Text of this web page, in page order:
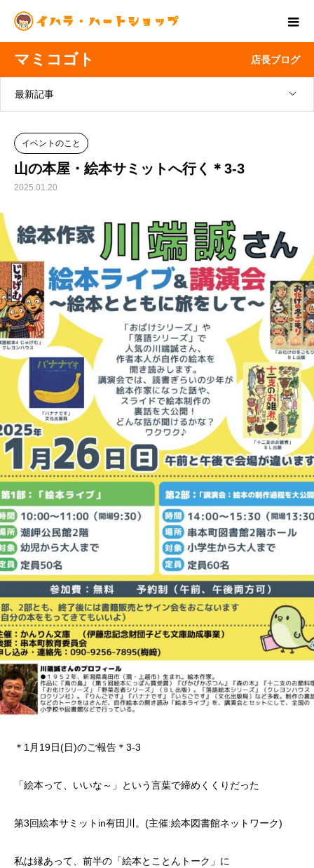
マミコゴト 店長ブログ
最新記事
イベントのこと
山の本屋・絵本サミットへ行く＊3-3
2025.01.20
＊1月19日(日)のご報告＊3-3
「絵本って、いいな～」という言葉で締めくくりだった
第3回絵本サミットin有田川。(主催:絵本図書館ネットワーク)
私は縁あって、前半の「絵本とことんトーク」に